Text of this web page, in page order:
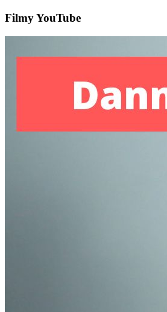
Filmy YouTube